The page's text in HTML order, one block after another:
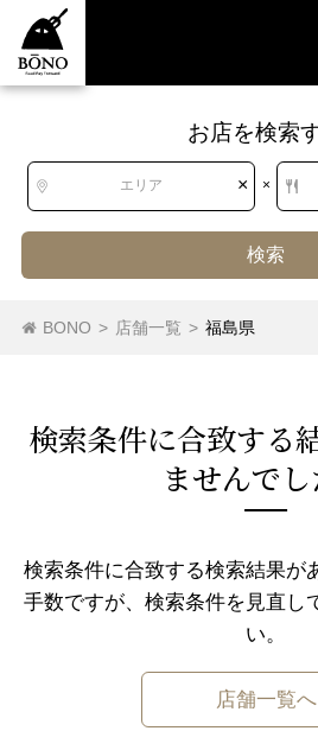
お店を検索
エリア × ×
検索
BONO > 店舗一覧 > 福島県
すべて 福島県
北海道 北海道
山形県 福島県
栃木県
山梨県 長野県
愛知県
すべて 洋食・西洋料理 スペイ
スペイン料理 モダンスパニッ
検索条件に合致する
ませんでし
検索条件に合致する検索結果が
手数ですが、検索条件を⾒直し
い。
店舗一覧へ